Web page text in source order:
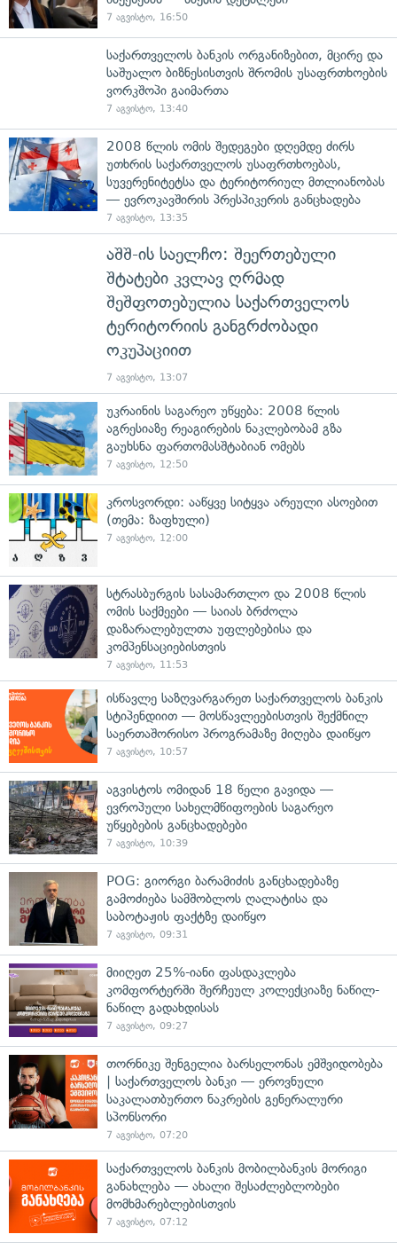
7 აგვისტო, 16:50
საქართველოს ბანკის ორგანიზებით, მცირე და
საშუალო ბიზნესისთვის შრომის უსაფრთხოების
ვორკშოპი გაიმართა
7 აგვისტო, 13:40
2008 წლის ომის შედეგები დღემდე ძირს
უთხრის საქართველოს უსაფრთხოებას,
სუვერენიტეტსა და ტერიტორიულ მთლიანობას
— ევროკავშირის პრესპიკერის განცხადება
7 აგვისტო, 13:35
აშშ-ის საელჩო: შეერთებული
შტატები კვლავ ღრმად
შეშფოთებულია საქართველოს
ტერიტორიის განგრძობადი
ოკუპაციით
7 აგვისტო, 13:07
უკრაინის საგარეო უწყება: 2008 წლის
აგრესიაზე რეაგირების ნაკლებობამ გზა
გაუხსნა ფართომასშტაბიან ომებს
7 აგვისტო, 12:50
კროსვორდი: ააწყვე სიტყვა არეული ასოებით
(თემა: ზაფხული)
7 აგვისტო, 12:00
სტრასბურგის სასამართლო და 2008 წლის
ომის საქმეები — საიას ბრძოლა
დაზარალებულთა უფლებებისა და
კომპენსაციებისთვის
7 აგვისტო, 11:53
ისწავლე საზღვარგარეთ საქართველოს ბანკის
სტიპენდიით — მოსწავლეებისთვის შექმნილ
საერთაშორისო პროგრამაზე მიღება დაიწყო
7 აგვისტო, 10:57
აგვისტოს ომიდან 18 წელი გავიდა —
ევროპული სახელმწიფოების საგარეო
უწყებების განცხადებები
7 აგვისტო, 10:39
POG: გიორგი ბარამიძის განცხადებაზე
გამოძიება სამშობლოს ღალატისა და
საბოტაჟის ფაქტზე დაიწყო
7 აგვისტო, 09:31
მიიღეთ 25%-იანი ფასდაკლება
კომფორტერში შერჩეულ კოლექციაზე ნაწილ-
ნაწილ გადახდისას
7 აგვისტო, 09:27
თორნიკე შენგელია ბარსელონას ემშვიდობება
| საქართველოს ბანკი — ეროვნული
საკალათბურთო ნაკრების გენერალური
სპონსორი
7 აგვისტო, 07:20
საქართველოს ბანკის მობილბანკის მორიგი
განახლება — ახალი შესაძლებლობები
მომხმარებლებისთვის
7 აგვისტო, 07:12